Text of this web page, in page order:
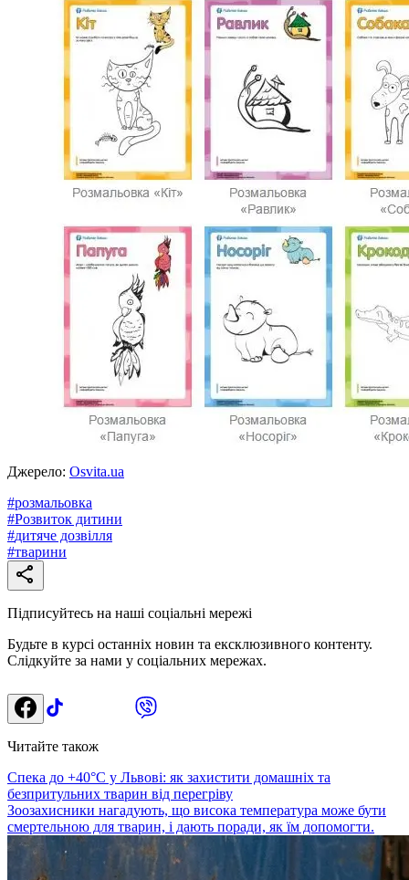
Джерело: Osvita.ua
#розмальовка
#Розвиток дитини
#дитяче дозвілля
#тварини
Підписуйтесь на наші соціальні мережі
Будьте в курсі останніх новин та ексклюзивного контенту.
Слідкуйте за нами у соціальних мережах.
Читайте також
Спека до +40°C у Львові: як захистити домашніх та
безпритульних тварин від перегріву
Зоозахисники нагадують, що висока температура може бути
смертельною для тварин, і дають поради, як їм допомогти.